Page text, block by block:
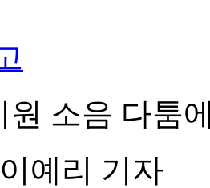
소음 다툼
예리 기자